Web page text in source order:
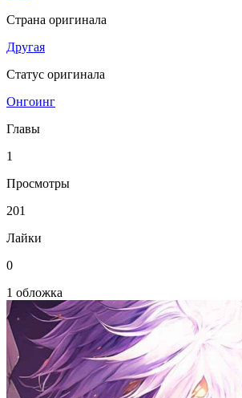
Страна оригинала
Другая
Статус оригинала
Онгоинг
Главы
1
Просмотры
201
Лайки
0
1 обложка